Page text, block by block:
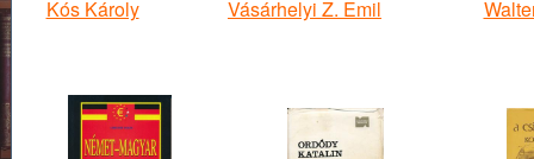
Kós Károly
Vásárhelyi Z. Emil